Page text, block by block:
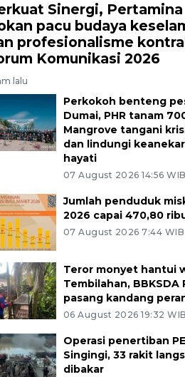
Sinergi, Pertamina
pacu budaya
profesionalisme
Komunikasi 2026
lalu
Perkokoh benteng
Dumai, PHR tanam
Mangrove tangani
dan lindungi
hayati
07 August 2026 14:56 WIB
Jumlah penduduk
2026 capai 470,80
07 August 2026 7:44 WIB
Teror monyet hantui
Tembilahan, BBKSDA
pasang kandang
06 August 2026 19:32 WIB
Operasi penertiban
Singingi, 33 rakit
dibakar